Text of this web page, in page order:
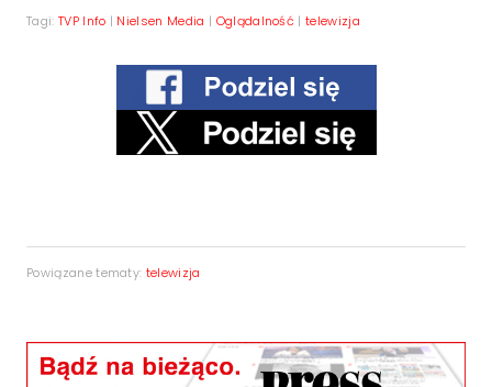
Tagi: TVP Info | Nielsen Media | Oglądalność |telewizja
Powiązane tematy: telewizja